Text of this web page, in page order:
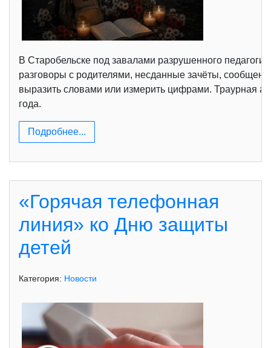
В Старобельске под завалами разрушенного
разговоры с родителями, несданные зачёты,
выразить словами или измерить цифрами. Траурная
года.
Подробнее...
«Горячая телефонная
линия» ко Дню защиты
детей
Категория: Новости